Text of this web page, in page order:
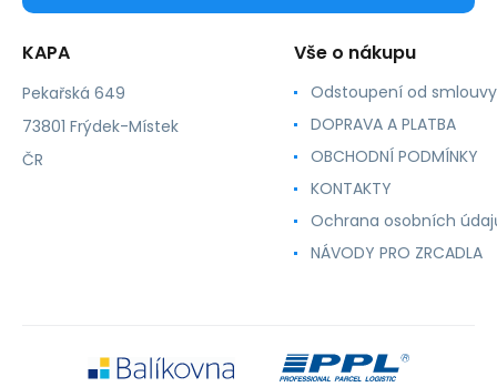
KAPA
Pekařská 649
73801 Frýdek-Místek
ČR
Vše o nákupu
Odstoupení od smlouvy
DOPRAVA A PLATBA
OBCHODNÍ PODMÍNKY
KONTAKTY
Ochrana osobních
NÁVODY PRO ZRCADLA